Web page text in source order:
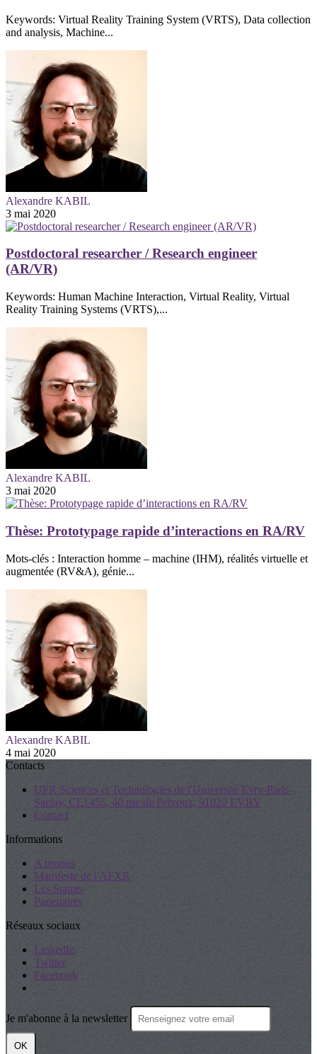
Keywords: Virtual Reality Training System (VRTS), Data collection
and analysis, Machine...
Alexandre KABIL
3 mai 2020
Postdoctoral researcher / Research engineer
(AR/VR)
Keywords: Human Machine Interaction, Virtual Reality, Virtual
Reality Training Systems (VRTS),...
Alexandre KABIL
3 mai 2020
Thèse: Prototypage rapide d’interactions en RA/RV
Mots-clés : Interaction homme – machine (IHM), réalités virtuelle et
augmentée (RV&A), génie...
Alexandre KABIL
4 mai 2020
Contacts
UFR Sciences et Technologies de l'Université Evry-Paris-
Saclay, CE1455, 40 rue de Pelvoux, 91020 EVRY
Contact
Informations
A propos
Manifeste de l'AFXR
Les Statuts
Partenaires
Réseaux sociaux
LinkedIn
Twitter
Facebook
Je m'abonne à la newsletter
OK